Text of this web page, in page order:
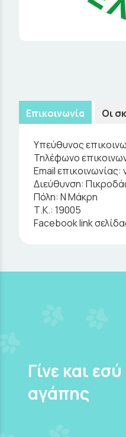
Επικοινωνία Οι
Υπεύθυνος
Τηλέφωνο
Email επικοινωνίας:
Διεύθυνση:
Πόλη: Ν Μάκρη
Τ.Κ.: 19005
Facebook link
Γίνε και
αγάπης